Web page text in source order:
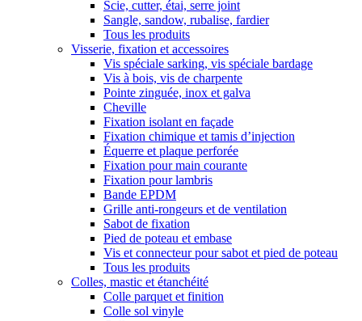
Scie, cutter, étai, serre joint
Sangle, sandow, rubalise, fardier
Tous les produits
Visserie, fixation et accessoires
Vis spéciale sarking, vis spéciale bardage
Vis à bois, vis de charpente
Pointe zinguée, inox et galva
Cheville
Fixation isolant en façade
Fixation chimique et tamis d’injection
Équerre et plaque perforée
Fixation pour main courante
Fixation pour lambris
Bande EPDM
Grille anti-rongeurs et de ventilation
Sabot de fixation
Pied de poteau et embase
Vis et connecteur pour sabot et pied de poteau
Tous les produits
Colles, mastic et étanchéité
Colle parquet et finition
Colle sol vinyle